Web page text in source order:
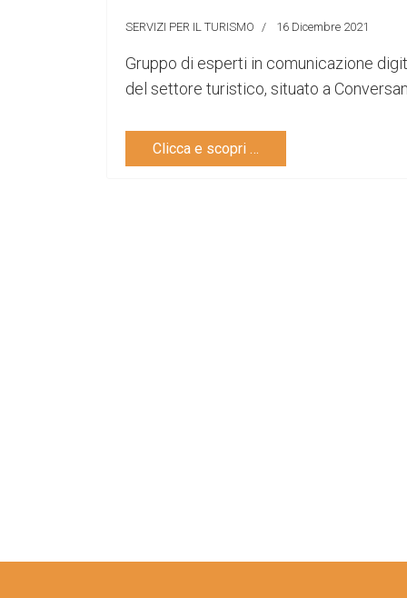
SERVIZI PER IL TURISMO 16 Dicembre 2021
Gruppo di esperti in comunicazione
del settore turistico, situato a
Clicca e scopri …